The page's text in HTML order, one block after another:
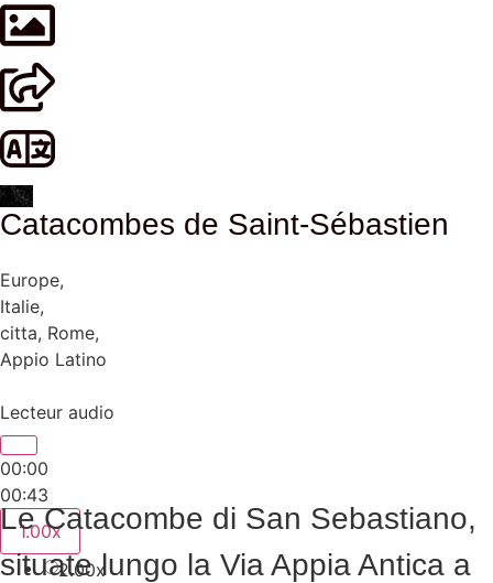
Catacombes de Saint-Sébastien
Europe,
Italie,
citta, Rome,
Appio Latino
Lecteur audio
00:00
00:43
1.00x
2.00x
Le Catacombe di San Sebastiano,
situate lungo la Via Appia Antica a